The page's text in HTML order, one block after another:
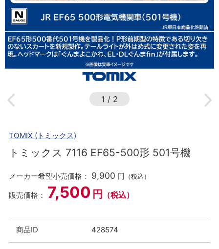
1 / 2
TOMIX (トミックス)
トミックス 7116 EF65-500形 501号機
メーカー希望小売価格： 9,900 円 （税込）
販売価格： 7,500 円 （税込）
商品ID 428574